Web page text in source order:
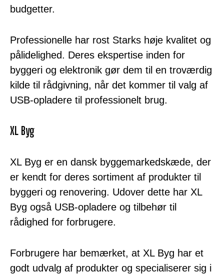
budgetter.
Professionelle har rost Starks høje kvalitet og
pålidelighed. Deres ekspertise inden for
byggeri og elektronik gør dem til en troværdig
kilde til rådgivning, når det kommer til valg af
USB-opladere til professionelt brug.
XL Byg
XL Byg er en dansk byggemarkedskæde, der
er kendt for deres sortiment af produkter til
byggeri og renovering. Udover dette har XL
Byg også USB-opladere og tilbehør til
rådighed for forbrugere.
Forbrugere har bemærket, at XL Byg har et
godt udvalg af produkter og specialiserer sig i